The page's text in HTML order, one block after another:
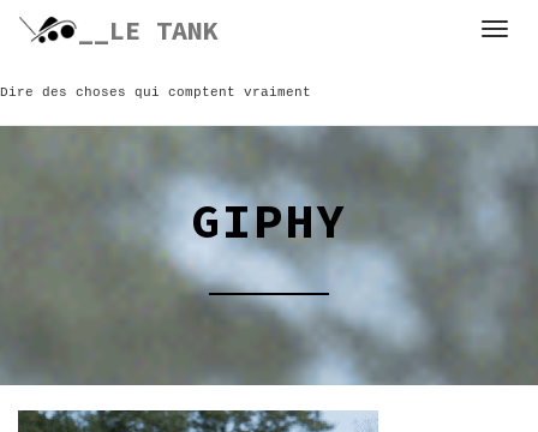
Skip
__LE TANK
Dire des choses qui comptent vraiment
GIPHY